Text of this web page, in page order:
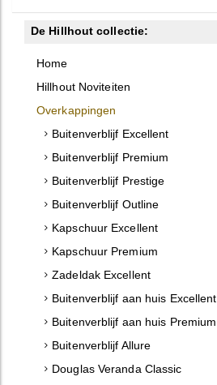
De Hillhout collectie:
Home
Hillhout Noviteiten
Overkappingen
Buitenverblijf Excellent
Buitenverblijf Premium
Buitenverblijf Prestige
Buitenverblijf Outline
Kapschuur Excellent
Kapschuur Premium
Zadeldak Excellent
Buitenverblijf aan huis Excellent
Buitenverblijf aan huis Premium
Buitenverblijf Allure
Douglas Veranda Classic